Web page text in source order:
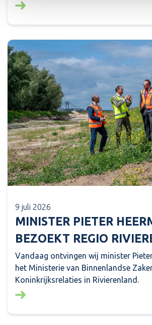
Lees meer over: Financiële
9 juli 2026
MINISTER PIETER
BEZOEKT REGIO
Vandaag ontvingen wij minister
het Ministerie van Binnenlandse
Koninkrijksrelaties in Rivierenland.
Lees meer over: Minister Pieter